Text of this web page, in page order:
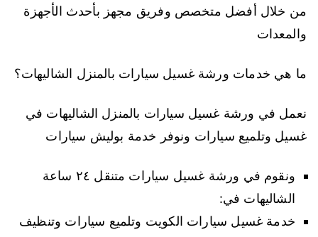
من خلال أفضل متخصص وفريق مجهز بأحدث الأجهزة
والمعدات
ما هي خدمات ورشة غسيل سيارات بالمنزل الشاليهات؟
نعمل في ورشة غسيل سيارات بالمنزل الشاليهات في
غسيل وتلميع سيارات ونوفر خدمة بوليش سيارات
ونقوم في ورشة غسيل سيارات متنقل ٢٤ ساعة
الشاليهات في:
خدمة غسيل سيارات الكويت وتلميع سيارات وتنظيف